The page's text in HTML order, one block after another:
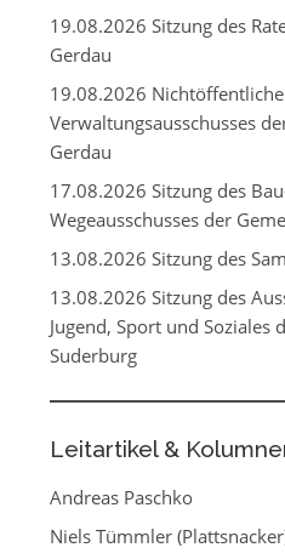
19.08.2026 Sitzung des
Gerdau
19.08.2026
Verwaltungsausschusses
Gerdau
17.08.2026 Sitzung des
Wegeausschusses der
13.08.2026 Sitzung des
13.08.2026 Sitzung des
Jugend, Sport und Soziales
Suderburg
Leitartikel &
Andreas Paschko
Niels Tümmler